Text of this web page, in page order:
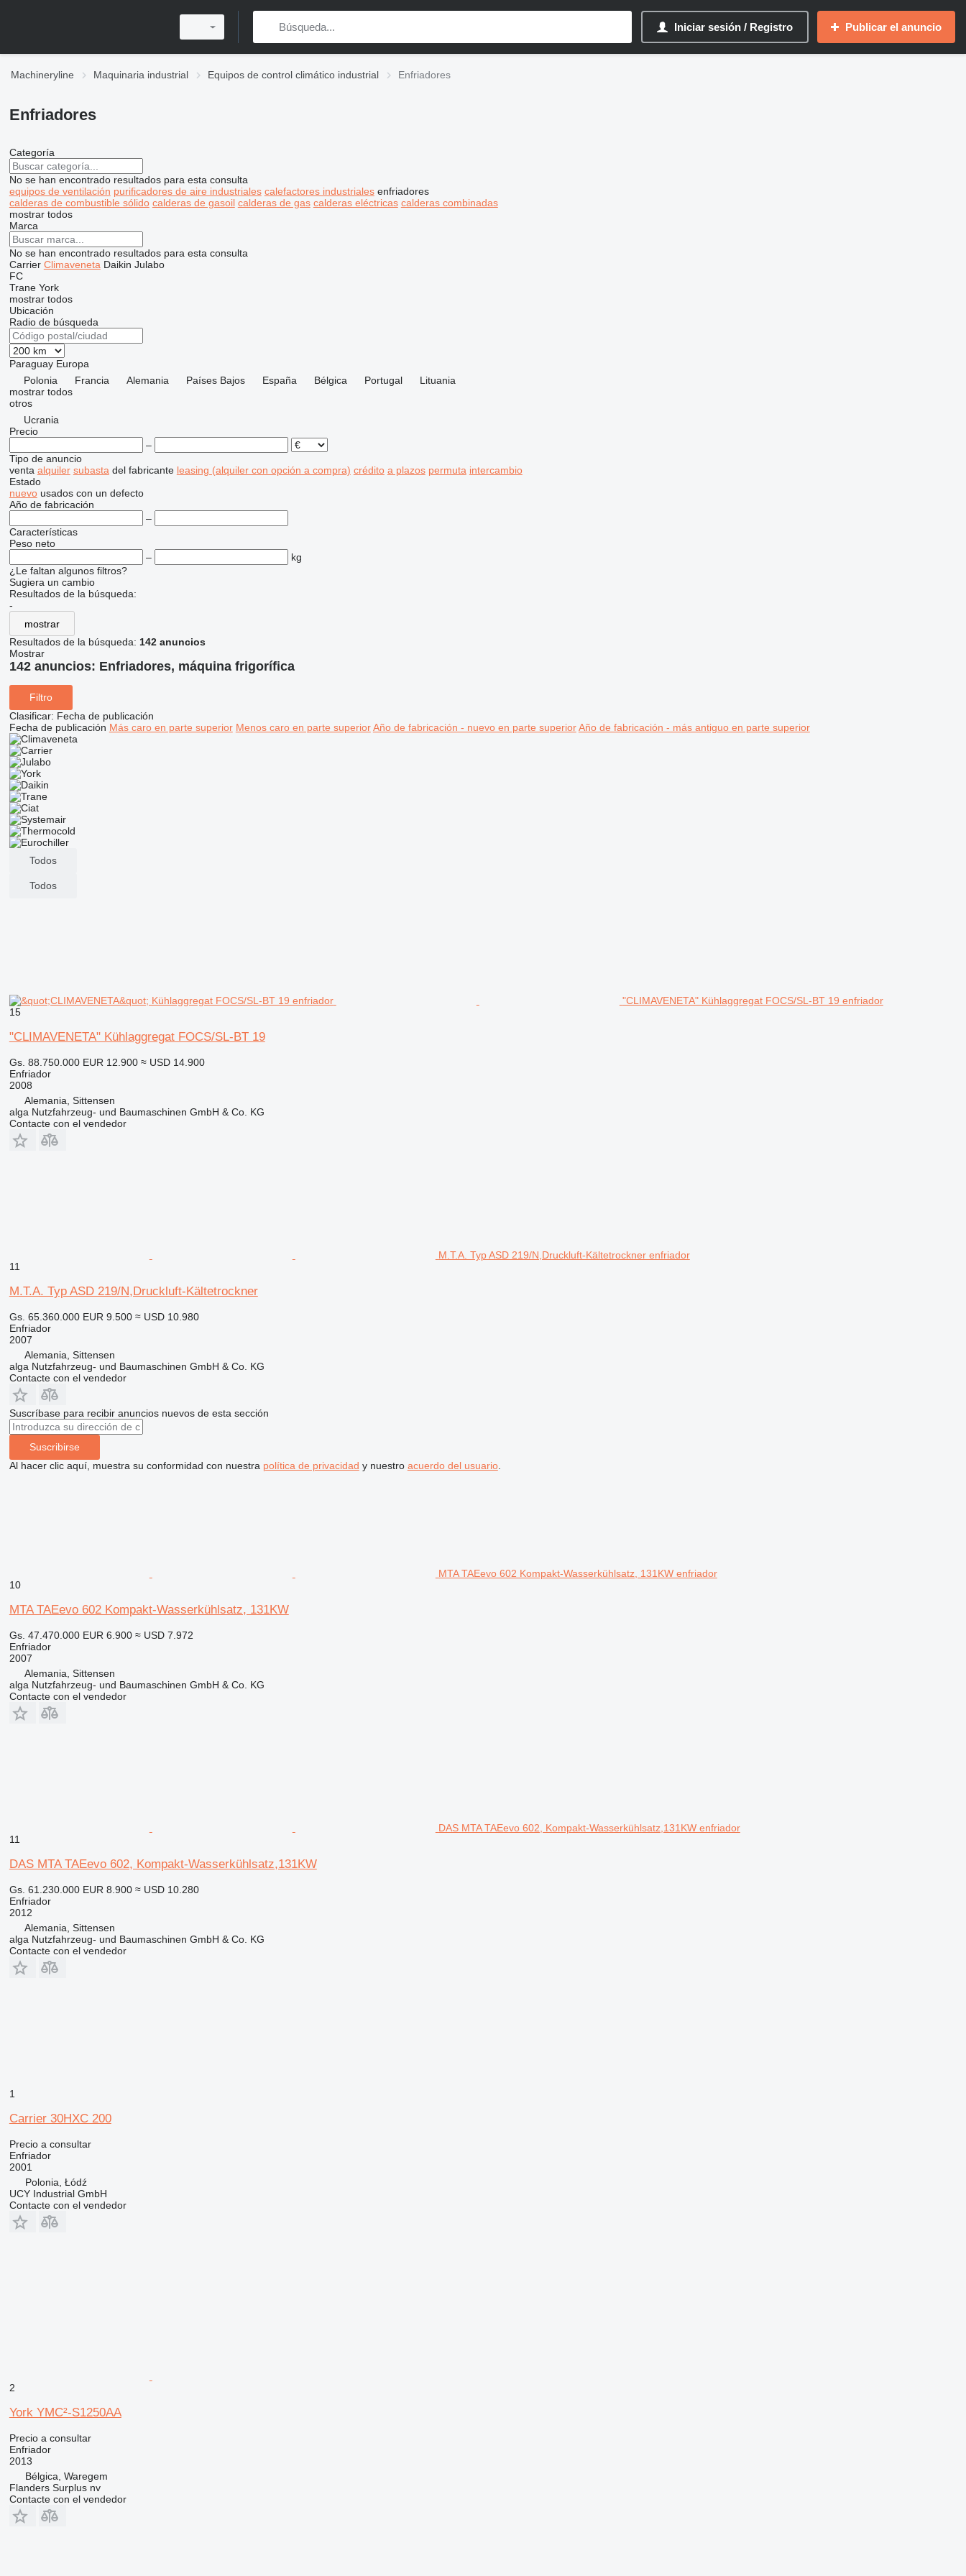
Iniciar sesión / Registro Publicar el anuncio
Machineryline Maquinaria industrial Equipos de control climático industrial Enfriadores
Enfriadores
Categoría
No se han encontrado resultados para esta consulta
equipos de ventilación purificadores de aire industriales calefactores industriales enfriadores
calderas de combustible sólido calderas de gasoil calderas de gas calderas eléctricas calderas combinadas
mostrar todos
Marca
No se han encontrado resultados para esta consulta
Carrier Climaveneta Daikin Julabo
FC
Trane York
mostrar todos
Ubicación
Radio de búsqueda
Paraguay Europa
Polonia
Francia Alemania Países Bajos España Bélgica Portugal
Lituania
mostrar todos
otros
Ucrania
Precio
–
Tipo de anuncio
venta alquiler subasta del fabricante leasing (alquiler con opción a compra) crédito a plazos permuta intercambio
Estado
nuevo usados con un defecto
Año de fabricación
–
Características
Peso neto
–
kg
¿Le faltan algunos filtros?
Sugiera un cambio
Resultados de la búsqueda:
-
mostrar
Resultados de la búsqueda: 142 anuncios
Mostrar
142 anuncios: Enfriadores, máquina frigorífica
Filtro
Clasificar: Fecha de publicación
Fecha de publicación Más caro en parte superior Menos caro en parte superior Año de fabricación - nuevo en parte superior Año de fabricación - más antiguo en parte superior
Todos
Todos
"CLIMAVENETA" Kühlaggregat FOCS/SL-BT 19 enfriador
15
"CLIMAVENETA" Kühlaggregat FOCS/SL-BT 19
Gs. 88.750.000 EUR 12.900 ≈ USD 14.900
Enfriador
2008
Alemania, Sittensen
alga Nutzfahrzeug- und Baumaschinen GmbH & Co. KG
Contacte con el vendedor
M.T.A. Typ ASD 219/N,Druckluft-Kältetrockner enfriador
11
M.T.A. Typ ASD 219/N,Druckluft-Kältetrockner
Gs. 65.360.000 EUR 9.500 ≈ USD 10.980
Enfriador
2007
Alemania, Sittensen
alga Nutzfahrzeug- und Baumaschinen GmbH & Co. KG
Contacte con el vendedor
Suscríbase para recibir anuncios nuevos de esta sección
Suscribirse
Al hacer clic aquí, muestra su conformidad con nuestra política de privacidad y nuestro acuerdo del usuario.
MTA TAEevo 602 Kompakt-Wasserkühlsatz, 131KW enfriador
10
MTA TAEevo 602 Kompakt-Wasserkühlsatz, 131KW
Gs. 47.470.000 EUR 6.900 ≈ USD 7.972
Enfriador
2007
Alemania, Sittensen
alga Nutzfahrzeug- und Baumaschinen GmbH & Co. KG
Contacte con el vendedor
DAS MTA TAEevo 602, Kompakt-Wasserkühlsatz,131KW enfriador
11
DAS MTA TAEevo 602, Kompakt-Wasserkühlsatz,131KW
Gs. 61.230.000 EUR 8.900 ≈ USD 10.280
Enfriador
2012
Alemania, Sittensen
alga Nutzfahrzeug- und Baumaschinen GmbH & Co. KG
Contacte con el vendedor
1
Carrier 30HXC 200
Precio a consultar
Enfriador
2001
Polonia, Łódź
UCY Industrial GmbH
Contacte con el vendedor
2
York YMC²-S1250AA
Precio a consultar
Enfriador
2013
Bélgica, Waregem
Flanders Surplus nv
Contacte con el vendedor